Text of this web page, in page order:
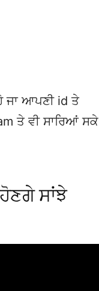
ਜਾ ਆਪਣੀ id ਤੇ
ਤੇ ਵੀ ਸਾਰਿਆਂ ਸਕੇ
ਸਾਂਝੇ